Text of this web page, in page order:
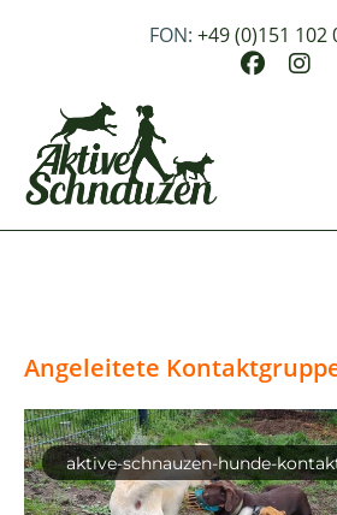
FON: +49 (0)151 102
Angeleitete
aktive-schnauzen-hunde-